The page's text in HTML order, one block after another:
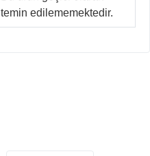
temin edilememektedir.